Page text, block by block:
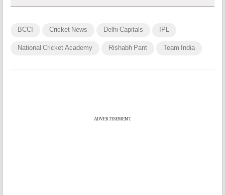
BCCI Cricket News Delhi Capitals IPL
National Cricket Academy Rishabh Pant Team India
ADVERTISEMENT